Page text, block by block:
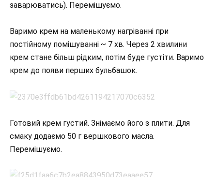
заварюватись). Перемішуємо.
Варимо крем на маленькому нагріванні при
постійному помішуванні ~ 7 хв. Через 2 хвилини
крем стане більш рідким, потім буде густіти. Варимо
крем до появи перших бульбашок.
Готовий крем густий. Знімаємо його з плити. Для
смаку додаємо 50 г вершкового масла.
Перемішуємо.